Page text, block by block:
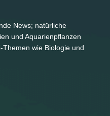
News; natürliche
und Aquarienpflanzen
wie Biologie und